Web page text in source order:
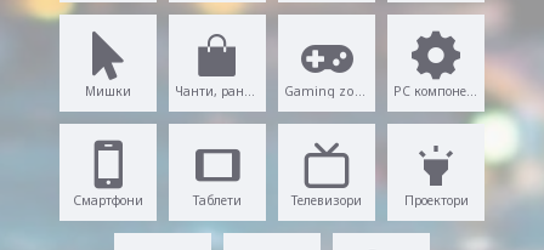
Мишки
Смартфони Таблети Телевизори Проектори